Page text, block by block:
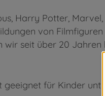
Harry Potter,
von
wir seit über 20
geeignet für Kinder